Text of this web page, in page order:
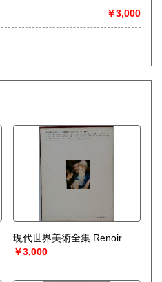
￥3,000
現代世界美術全集 Renoir
￥3,000